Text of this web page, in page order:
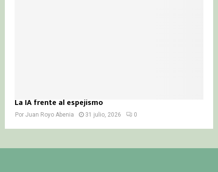
La IA frente al espejismo
Por Juan Royo Abenia 31 julio, 2026 0